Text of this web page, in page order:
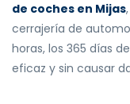
de coches en Mijas
cerrajería de
horas, los 365 días
eficaz y sin causar